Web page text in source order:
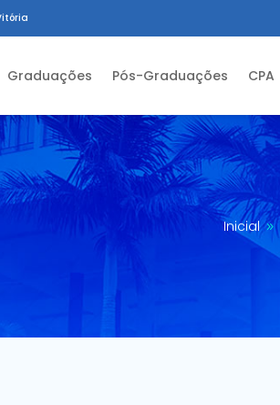
Graduações Pós-Graduações CPA
Inicial 9